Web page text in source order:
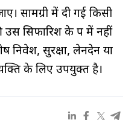
सामग्री में दी गई किसी
सिफारिश के रूप में नहीं
निवेश, सुरक्षा, लेनदेन या
के लिए उपयुक्त है।